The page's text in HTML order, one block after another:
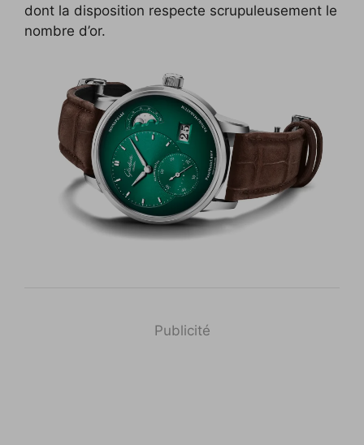
dont la disposition respecte scrupuleusement le
nombre d’or.
Publicité